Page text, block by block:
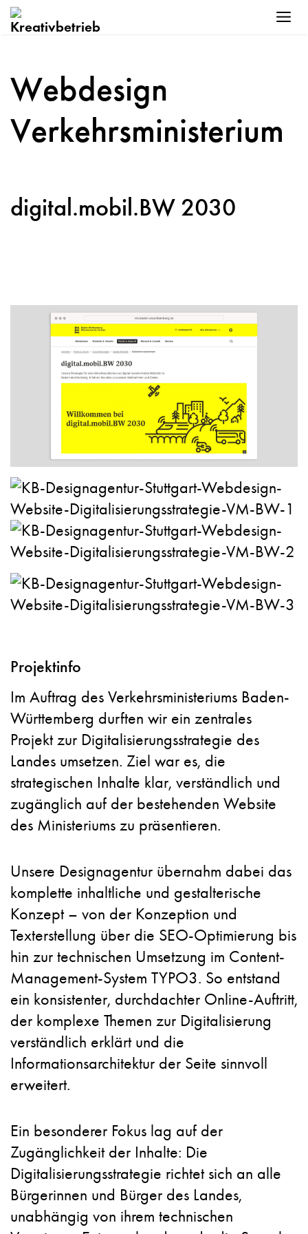
Zum
Inhalt
Webdesign
Verkehrsministerium
digital.mobil.BW 2030
Projektinfo
Im Auftrag des Verkehrsministeriums Baden-
Württemberg durften wir ein zentrales
Projekt zur Digitalisierungsstrategie des
Landes umsetzen. Ziel war es, die
strategischen Inhalte klar, verständlich und
zugänglich auf der bestehenden Website
des Ministeriums zu präsentieren.
Unsere Designagentur übernahm dabei das
komplette inhaltliche und gestalterische
Konzept – von der Konzeption und
Texterstellung über die SEO-Optimierung bis
hin zur technischen Umsetzung im Content-
Management-System TYPO3. So entstand
ein konsistenter, durchdachter Online-Auftritt,
der komplexe Themen zur Digitalisierung
verständlich erklärt und die
Informationsarchitektur der Seite sinnvoll
erweitert.
Ein besonderer Fokus lag auf der
Zugänglichkeit der Inhalte: Die
Digitalisierungsstrategie richtet sich an alle
Bürgerinnen und Bürger des Landes,
unabhängig von ihrem technischen